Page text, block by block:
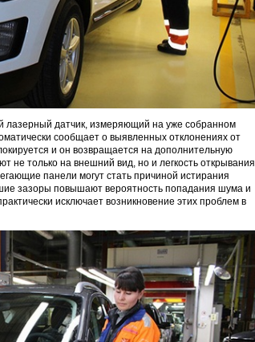
лазерный датчик, измеряющий на уже собранном
сообщает о выявленных отклонениях от
и он возвращается на дополнительную
не только на внешний вид, но и легкость открывания
панели могут стать причиной истирания
зазоры повышают вероятность попадания шума и
исключает возникновение этих проблем в